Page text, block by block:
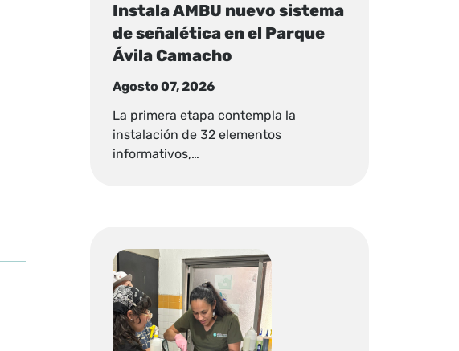
Instala AMBU nuevo sistema
de señalética en el Parque
Ávila Camacho
Agosto 07, 2026
La primera etapa contempla la
instalación de 32 elementos
informativos,…